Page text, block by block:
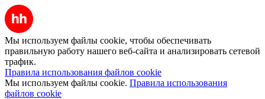
Мы используем файлы cookie, чтобы обеспечивать
правильную работу нашего веб-сайта и анализировать сетевой
трафик.
Правила использования файлов cookie
Мы используем файлы cookie. Правила использования
файлов cookie